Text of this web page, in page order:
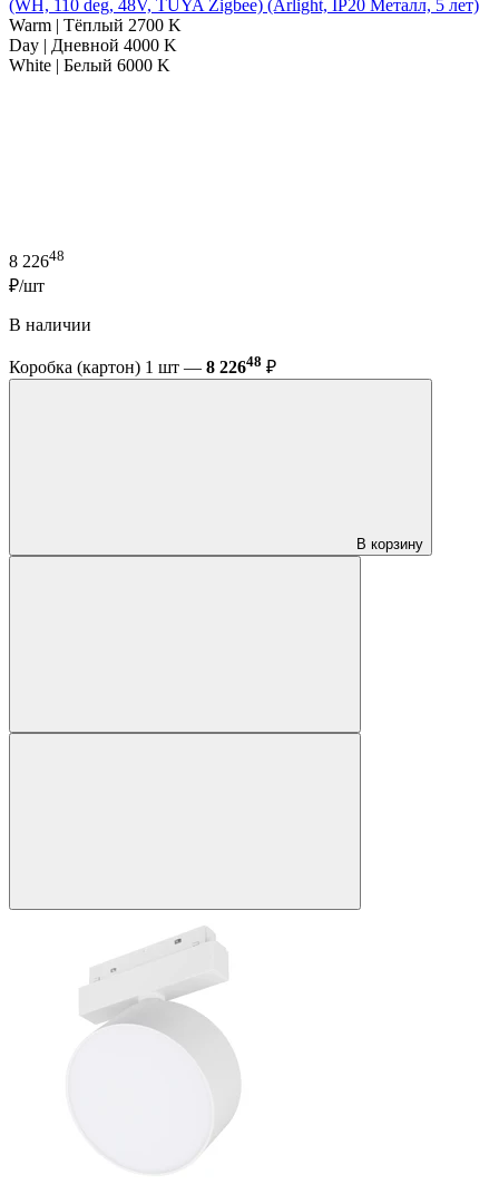
(WH, 110 deg, 48V, TUYA Zigbee) (Arlight, IP20 Металл, 5 лет)
Warm | Тёплый 2700 K
Day | Дневной 4000 K
White | Белый 6000 K
8 22648
₽/шт
В наличии
Коробка (картон) 1 шт — 8 22648 ₽
В корзину